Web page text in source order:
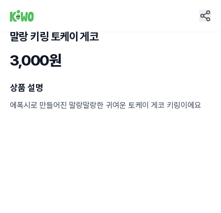
말랑 키링 토케이 게코
3,000원
상품 설명
에폭시로 만들어진 말랑말랑한 귀여운 토케이 게코 키링이에요